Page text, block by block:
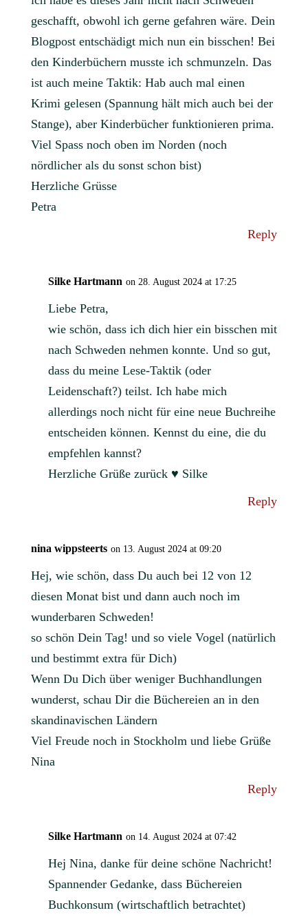
geschafft, obwohl ich gerne gefahren wäre. Dein
Blogpost entschädigt mich nun ein bisschen! Bei
den Kinderbüchern musste ich schmunzeln. Das
ist auch meine Taktik: Hab auch mal einen
Krimi gelesen (Spannung hält mich auch bei der
Stange), aber Kinderbücher funktionieren prima.
Viel Spass noch oben im Norden (noch
nördlicher als du sonst schon bist)
Herzliche Grüsse
Petra
Reply
Silke Hartmann on 28. August 2024 at 17:25
Liebe Petra,
wie schön, dass ich dich hier ein bisschen mit
nach Schweden nehmen konnte. Und so gut,
dass du meine Lese-Taktik (oder
Leidenschaft?) teilst. Ich habe mich
allerdings noch nicht für eine neue Buchreihe
entscheiden können. Kennst du eine, die du
empfehlen kannst?
Herzliche Grüße zurück ♥ Silke
Reply
nina wippsteerts on 13. August 2024 at 09:20
Hej, wie schön, dass Du auch bei 12 von 12
diesen Monat bist und dann auch noch im
wunderbaren Schweden!
so schön Dein Tag! und so viele Vogel (natürlich
und bestimmt extra für Dich)
Wenn Du Dich über weniger Buchhandlungen
wunderst, schau Dir die Büchereien an in den
skandinavischen Ländern
Viel Freude noch in Stockholm und liebe Grüße
Nina
Reply
Silke Hartmann on 14. August 2024 at 07:42
Hej Nina, danke für deine schöne Nachricht!
Spannender Gedanke, dass Büchereien
Buchkonsum (wirtschaftlich betrachtet)